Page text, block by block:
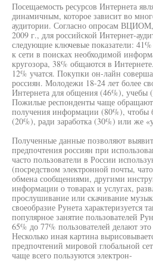
Посещаемость ресурсов Интернета
динамичным, которое зависит во
аудитории. Согласно опросам
2009 г., для российской Интернет-
следующие ключевые показатели: 41%
к сети в поисках необходимой
кругозора, 38% общаются в
12% учатся. Покупки он-лайн
россиян. Молодежи 18-24 лет более
Интернета для общения (46%), учебы
Пожилые респонденты чаще
получения информации (80%), чтобы
(20%), ради заработка (30%) или же
Полученные данные позволяют
предпочтения россиян при
часто пользователи в России
(посредством электронной почты,
обмена сообщениями, другими
информации о товарах и услугах,
прослушивание или скачивание
своеобразие Рунета характеризуется
популярное занятие пользователей
65% до 77% пользователей делают
Несколько иная картина
предпочтений мировой глобальной
чаще всего пользуются электрон-